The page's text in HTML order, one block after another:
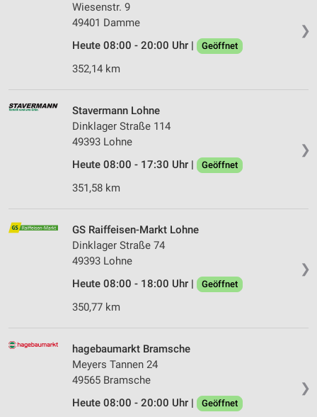
❯
Wiesenstr. 9
49401 Damme
Heute 08:00 - 20:00 Uhr |
Geöffnet
352,14 km
❯
Stavermann Lohne
Dinklager Straße 114
49393 Lohne
Heute 08:00 - 17:30 Uhr |
Geöffnet
351,58 km
❯
GS Raiffeisen-Markt Lohne
Dinklager Straße 74
49393 Lohne
Heute 08:00 - 18:00 Uhr |
Geöffnet
350,77 km
❯
hagebaumarkt Bramsche
Meyers Tannen 24
49565 Bramsche
Heute 08:00 - 20:00 Uhr |
Geöffnet